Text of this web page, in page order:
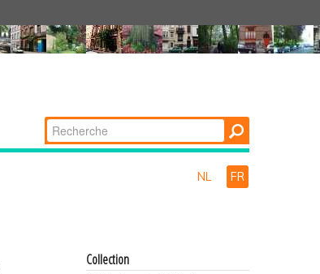
Chercher par
Recherche
NL FR
Collection